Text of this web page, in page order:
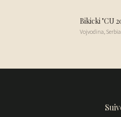
Bikicki "CU
Vojvodina,Serbia